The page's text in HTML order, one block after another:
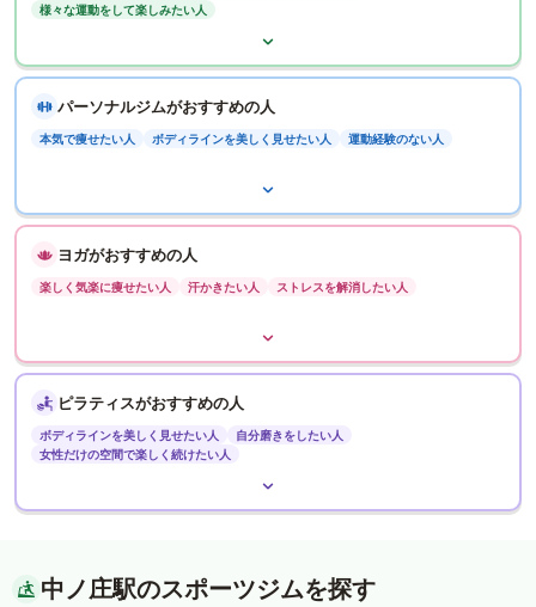
様々な運動をして楽しみたい人
パーソナルジムがおすすめの人
本気で痩せたい人 ボディラインを美しく見せたい人 運動経験のない人
ヨガがおすすめの人
楽しく気楽に痩せたい人 汗かきたい人 ストレスを解消したい人
ピラティスがおすすめの人
ボディラインを美しく見せたい人
自分磨きをしたい人
女性だけの空間で楽しく続けたい人
中ノ庄駅のスポーツジムを探す